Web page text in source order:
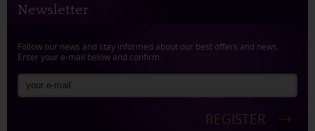
Newsletter
Follow our news and stay informed about our best offers and news.
Enter your e-mail below and confirm.